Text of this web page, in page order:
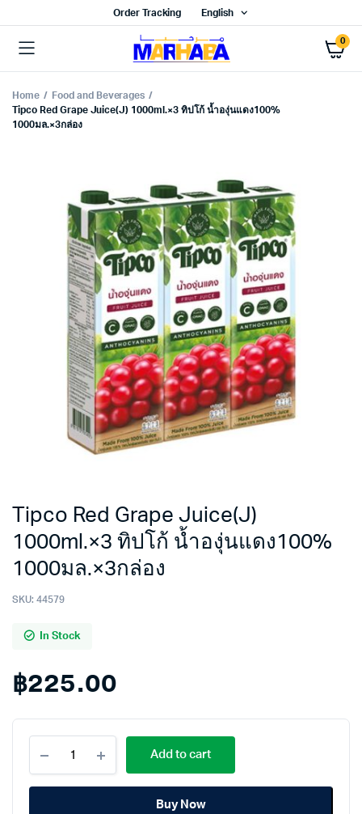
Order Tracking English
0
Home
Food and Beverages
Tipco Red Grape Juice(J) 1000ml.×3 ทิปโก้ น้ำองุ่นแดง100%
1000มล.×3กล่อง
Tipco Red Grape Juice(J)
1000ml.×3 ทิปโก้ น้ำองุ่นแดง100%
1000มล.×3กล่อง
SKU: 44579
In Stock
฿225.00
Red
Grape
Juice(J)
Add to cart
Buy Now